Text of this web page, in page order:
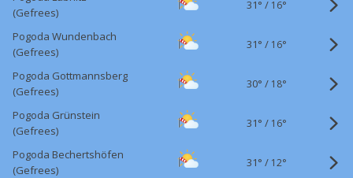
(Gefrees)
31° / 16°
Pogoda Wundenbach
(Gefrees)
31° / 16°
Pogoda Gottmannsberg
(Gefrees)
30° / 18°
Pogoda Grünstein
(Gefrees)
31° / 16°
Pogoda Bechertshöfen
(Gefrees)
31° / 12°